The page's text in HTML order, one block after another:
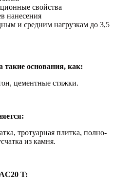
свойства
нанесения
и средним нагрузкам до 3,5
такие основания, как:
цементные стяжки.
тротуарная плитка, полно-
из камня.
T: